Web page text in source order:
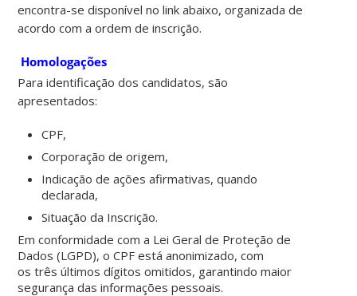
encontra-se disponível no link abaixo,organizada de
acordo com a ordem de inscrição.
Homologações
Para identificação dos candidatos, são
apresentados:
CPF,
Corporação de origem,
Indicação de ações afirmativas, quando
declarada,
Situação da Inscrição.
Em conformidade com a Lei Geral de Proteção de
Dados (LGPD), oCPF está anonimizado, com
ostrês últimos dígitos omitidos, garantindo maior
segurança das informações pessoais.